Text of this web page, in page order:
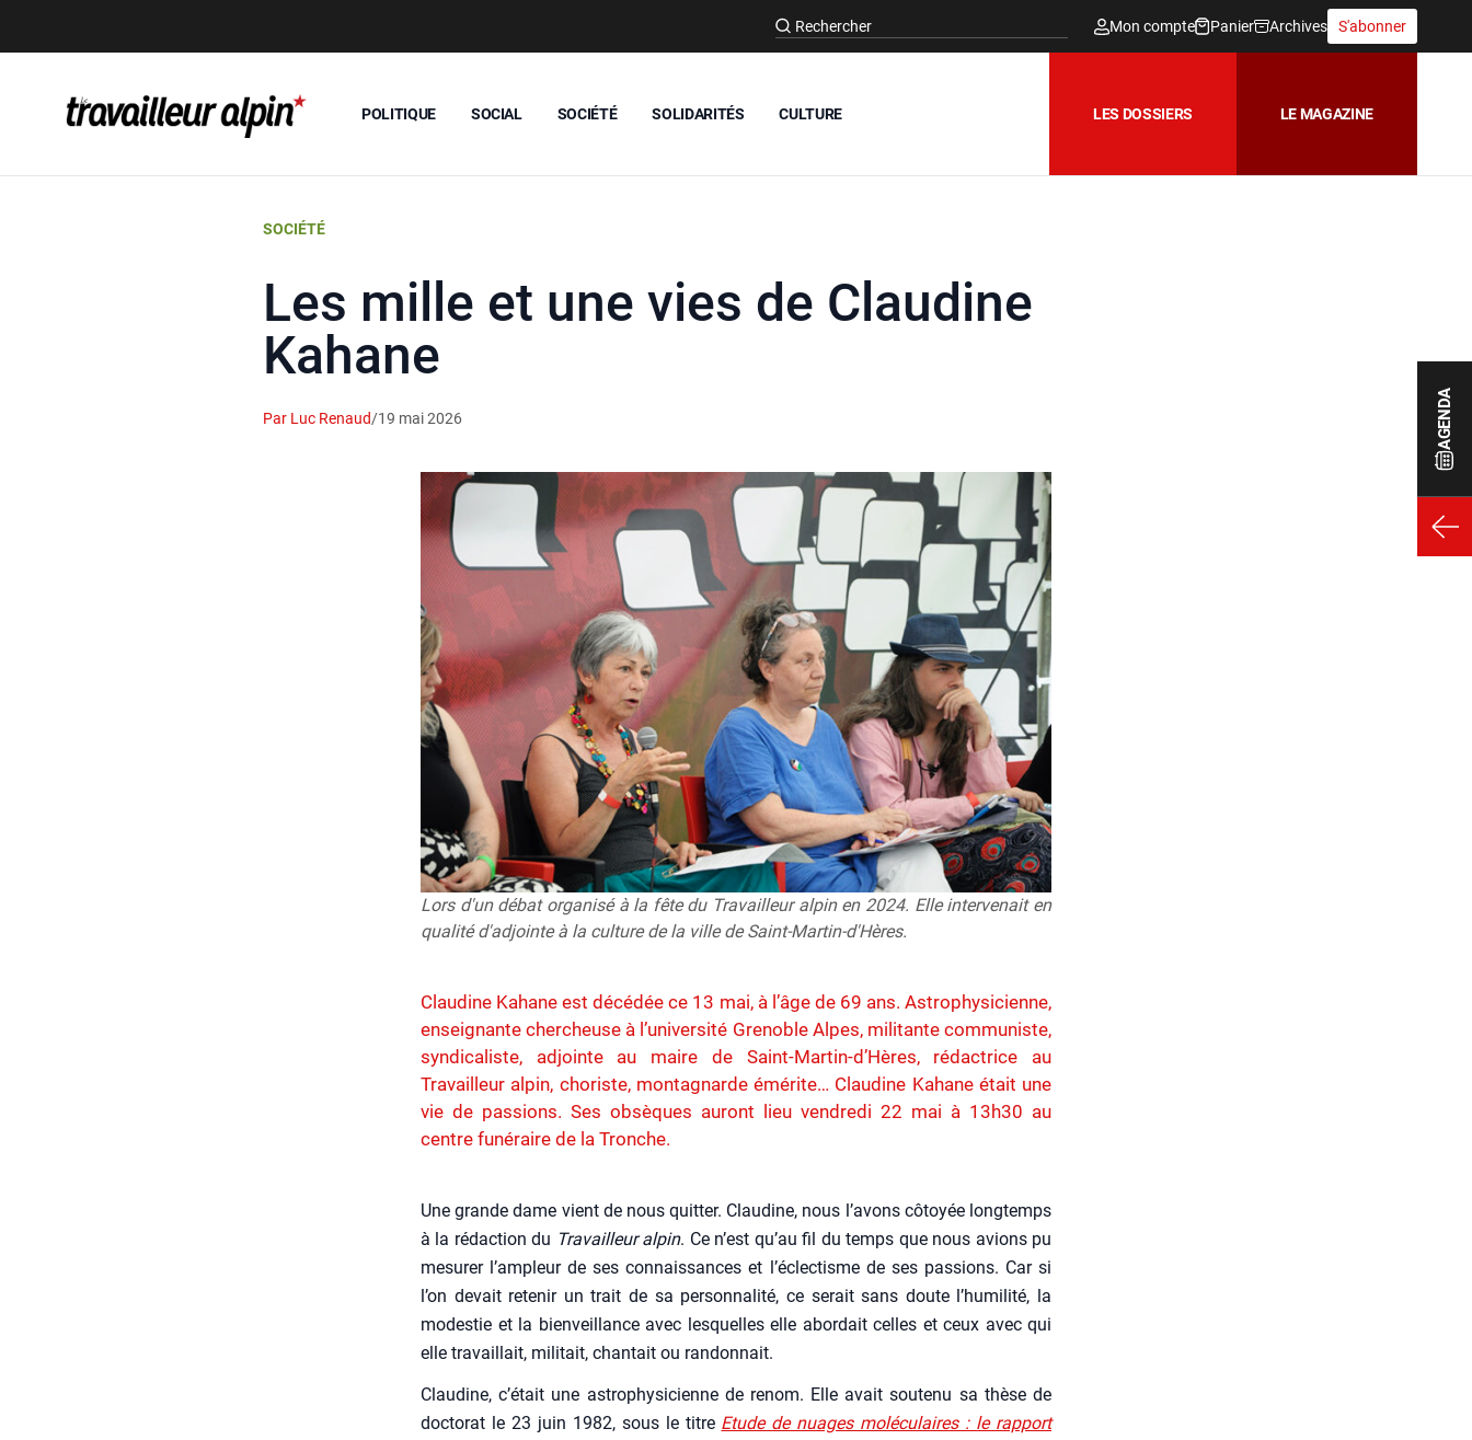
AGENDA
Mon compte Panier Archives S'abonner
POLITIQUE SOCIAL SOCIÉTÉ SOLIDARITÉS CULTURE LES DOSSIERS LE MAGAZINE
SOCIÉTÉ
Les mille et une vies de Claudine
Kahane
Par Luc Renaud/19 mai 2026
Lors d'un débat organisé à la fête du Travailleur alpin en 2024. Elle intervenait en
qualité d'adjointe à la culture de la ville de Saint-Martin-d'Hères.
Claudine Kahane est décédée ce 13 mai, à l’âge de 69 ans. Astrophysicienne,
enseignante chercheuse à l’université Grenoble Alpes, militante communiste,
syndicaliste, adjointe au maire de Saint-Martin-d’Hères, rédactrice au
Travailleur alpin, choriste, montagnarde émérite… Claudine Kahane était une
vie de passions. Ses obsèques auront lieu vendredi 22 mai à 13h30 au
centre funéraire de la Tronche.
Une grande dame vient de nous quit­ter. Clau­dine, nous l’avons côtoyée long­temps
à la rédac­tion du Tra­vailleur alpin. Ce n’est qu’au fil du temps que nous avions pu
mesu­rer l’ampleur de ses connais­sances et l’éclectisme de ses pas­sions. Car si
l’on devait rete­nir un trait de sa per­son­na­li­té, ce serait sans doute l’humilité, la
modes­tie et la bien­veillance avec les­quelles elle abor­dait celles et ceux avec qui
elle tra­vaillait, mili­tait, chan­tait ou ran­don­nait.
Clau­dine, c’était une astro­phy­si­cienne de renom. Elle avait sou­te­nu sa thèse de
doc­to­rat le 23 juin 1982, sous le titre Etude de nuages molé­cu­laires : le rap­port